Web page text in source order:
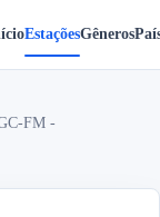
EstaçõesGêneros
FM -